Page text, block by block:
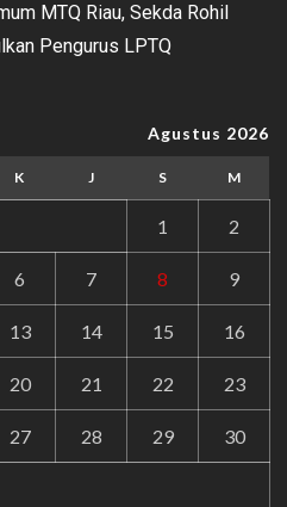
MTQ Riau, Sekda Rohil
Pengurus LPTQ
Agustus 2026
K J S M
1 2
6 7 8 9
13 14 15 16
20 21 22 23
27 28 29 30